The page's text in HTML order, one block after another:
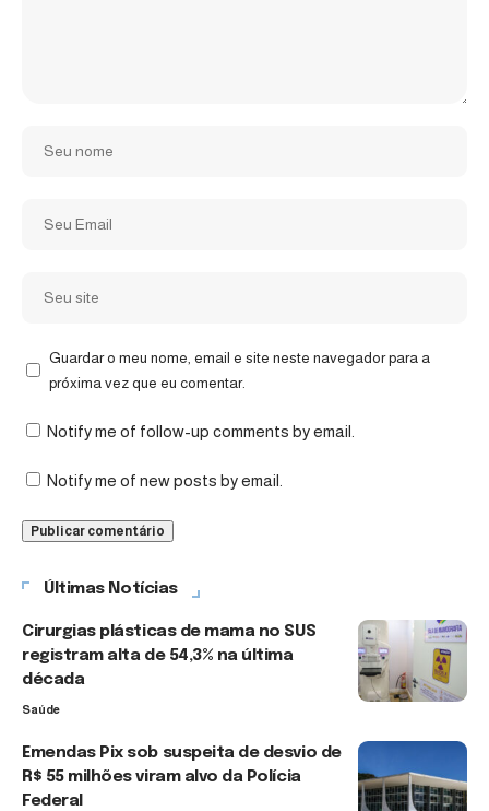
Guardar o meu nome, email e site neste navegador para a
próxima vez que eu comentar.
Notify me of follow-up comments by email.
Notify me of new posts by email.
Últimas Notícias
Cirurgias plásticas de mama no SUS
registram alta de 54,3% na última
década
Saúde
Emendas Pix sob suspeita de desvio de
R$ 55 milhões viram alvo da Polícia
Federal